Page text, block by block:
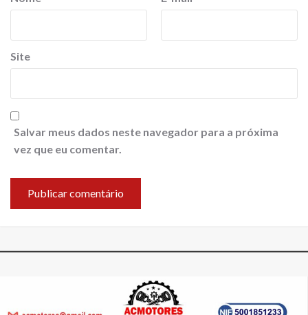
Site
Salvar meus dados neste navegador para a próxima
vez que eu comentar.